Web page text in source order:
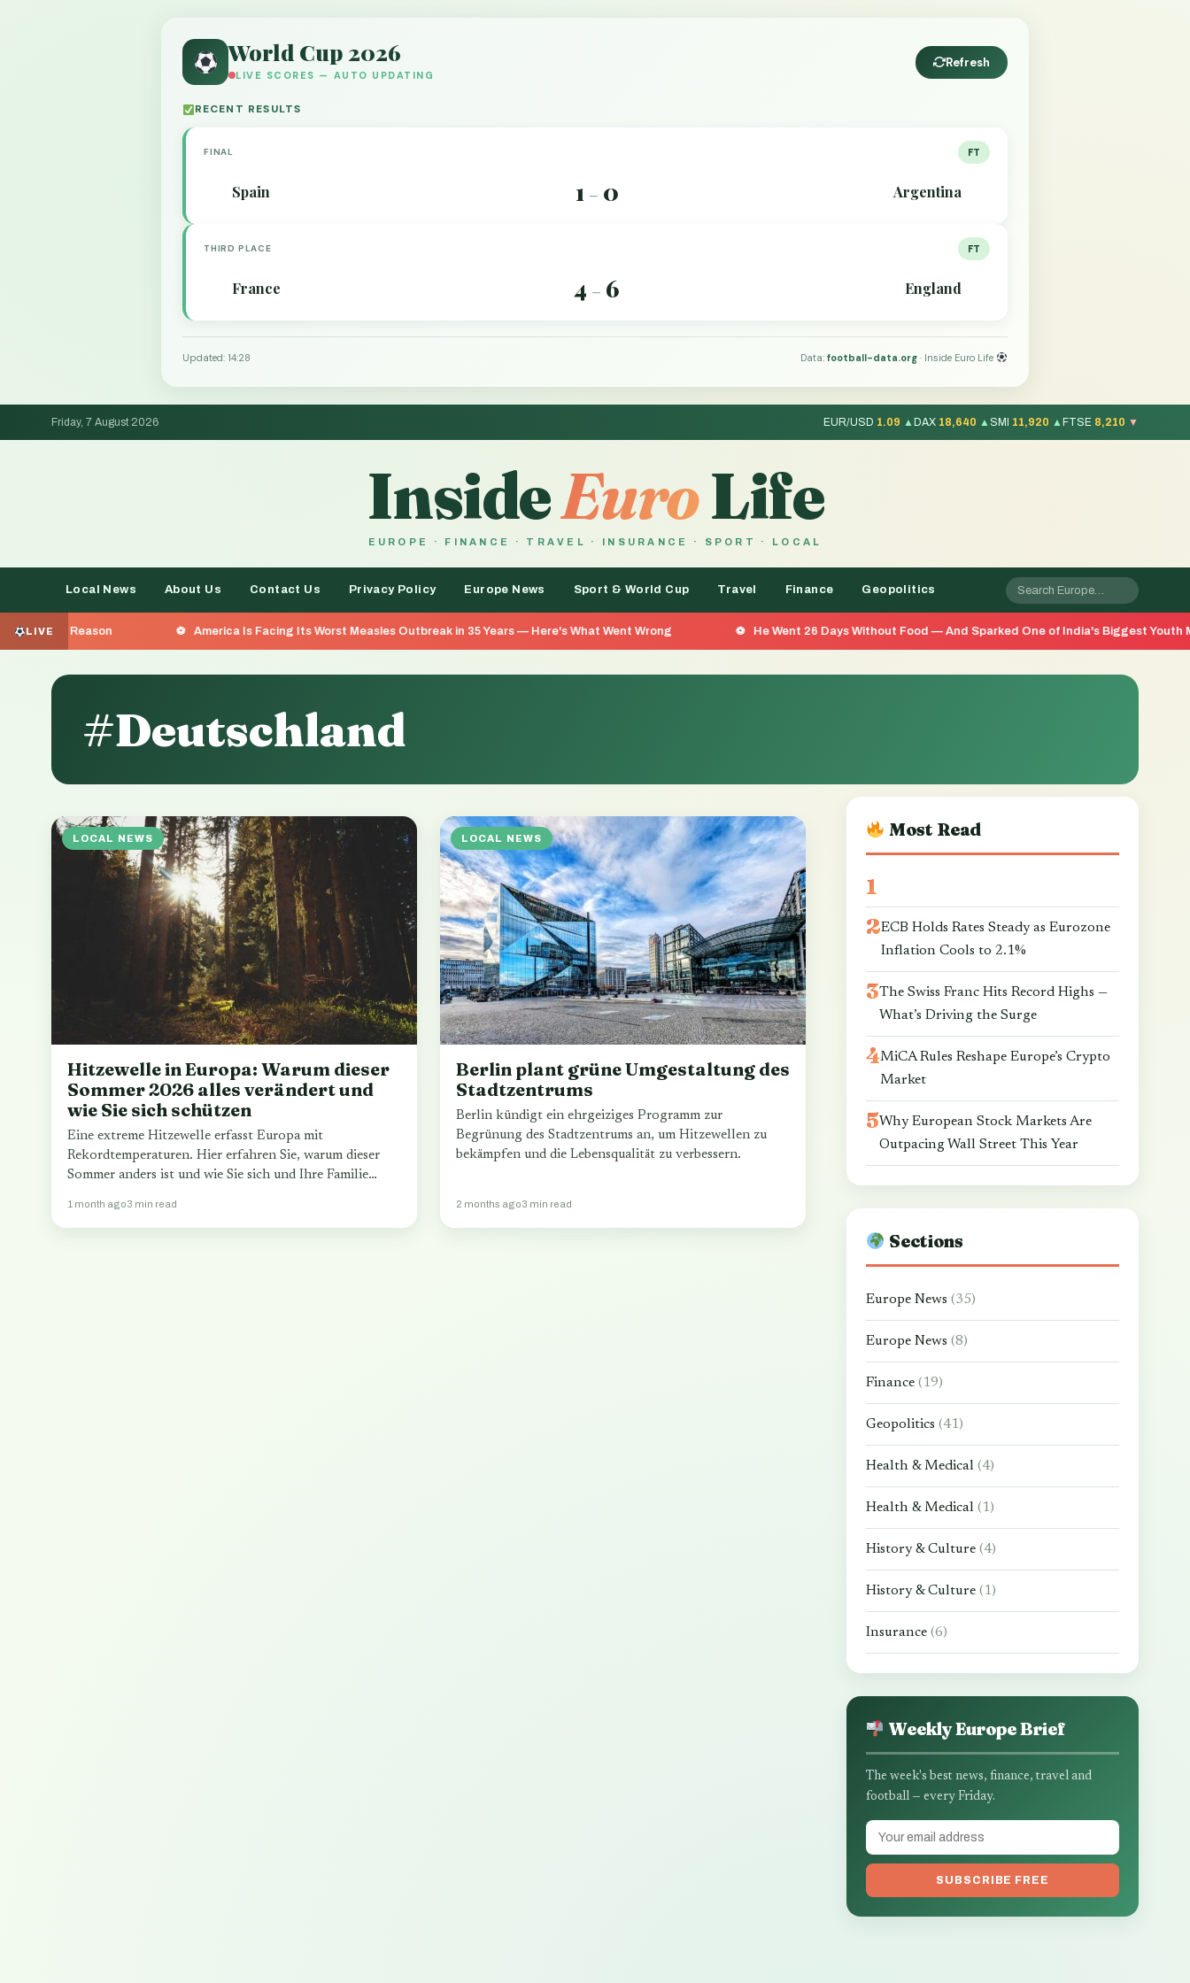
World Cup 2026
LIVE SCORES — AUTO UPDATING
Refresh
RECENT RESULTS
FINAL FT
Spain 1 – 0 Argentina
THIRD PLACE FT
France 4 – 6 England
Updated: 14:28 Data:football-data.org · Inside Euro Life
Friday, 7 August 2026 EUR/USD 1.09 ▲ DAX 18,640 ▲ SMI 11,920 ▲ FTSE 8,210 ▼
InsideEuroLife
EUROPE · FINANCE · TRAVEL · INSURANCE · SPORT · LOCAL
Local News About Us Contact Us Privacy Policy Europe News Sport & World Cup Travel Finance Geopolitics
LIVE America Is Facing Its Worst Measles Outbreak in 35 Years — Here's What Went Wrong He Went 26 Days Without Food — And Sparked One of India's Biggest Youth Movements in
#Deutschland
LOCAL NEWS
Hitzewelle in Europa: Warum dieser
Sommer 2026 alles verändert und
wie Sie sich schützen
Eine extreme Hitzewelle erfasst Europa mit
Rekordtemperaturen. Hier erfahren Sie, warum dieser
Sommer anders ist und wie Sie sich und Ihre Familie…
1 month ago3 min read
LOCAL NEWS
Berlin plant grüne Umgestaltung des
Stadtzentrums
Berlin kündigt ein ehrgeiziges Programm zur
Begrünung des Stadtzentrums an, um Hitzewellen zu
bekämpfen und die Lebensqualität zu verbessern.
2 months ago3 min read
Most Read
ECB Holds Rates Steady as Eurozone
Inflation Cools to 2.1%
The Swiss Franc Hits Record Highs —
What’s Driving the Surge
MiCA Rules Reshape Europe’s Crypto
Market
Why European Stock Markets Are
Outpacing Wall Street This Year
Sections
Europe News (35)
Europe News (8)
Finance (19)
Geopolitics (41)
Health & Medical (4)
Health & Medical (1)
History & Culture (4)
History & Culture (1)
Insurance (6)
Weekly Europe Brief
The week's best news, finance, travel and
football — every Friday.
SUBSCRIBE FREE